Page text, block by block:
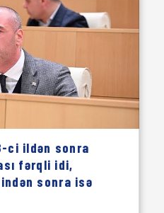
ci ildən sonra
fərqli idi,
sonra isə